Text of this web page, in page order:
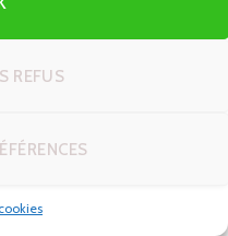
REFUS
et des conseils
paysages. Consultez